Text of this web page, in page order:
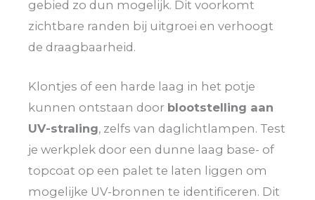
gebied zo dun mogelijk. Dit voorkomt
zichtbare randen bij uitgroei en verhoogt
de draagbaarheid.
Klontjes of een harde laag in het potje
kunnen ontstaan door blootstelling aan
UV-straling, zelfs van daglichtlampen. Test
je werkplek door een dunne laag base- of
topcoat op een palet te laten liggen om
mogelijke UV-bronnen te identificeren. Dit